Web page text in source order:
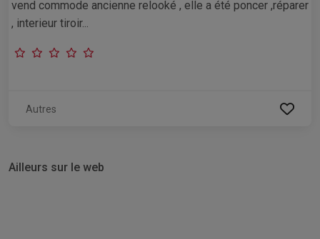
vend commode ancienne relooké , elle a été poncer ,réparer
, interieur tiroir...
Autres
Ailleurs sur le web